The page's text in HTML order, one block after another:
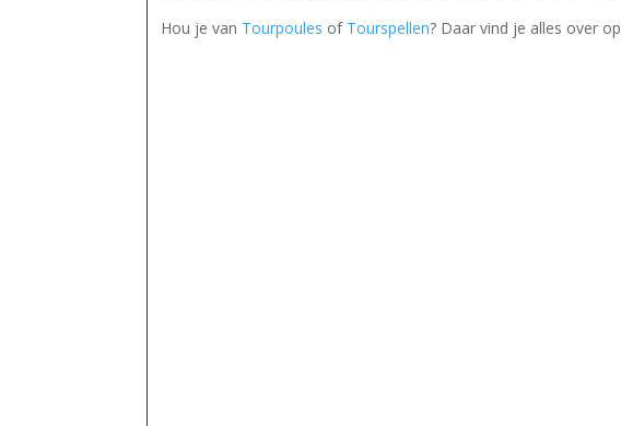
Hou je van Tourpoules of Tourspellen? Daar vind je alles over op